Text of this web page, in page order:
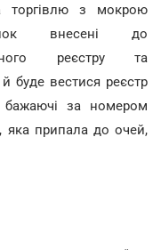
торгівлю з мокрою
внесені до
реєстру та
буде вестися реєстр
бажаючі за номером
яка припала до очей,